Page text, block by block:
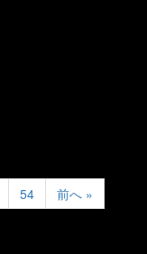
54
前へ »